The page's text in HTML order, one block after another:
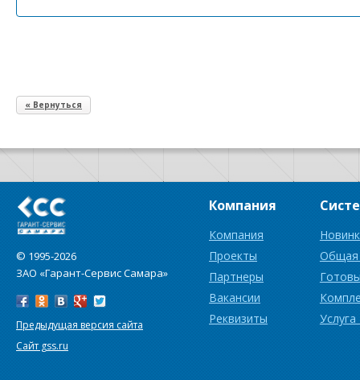
« Вернуться
© 1995-2026
ЗАО «Гарант-Сервис Самара»
Предыдущая версия сайта
Сайт gss.ru
Компания
Компания
Проекты
Партнеры
Вакансии
Реквизиты
Общая